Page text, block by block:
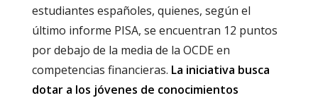
estudiantes españoles, quienes, según el
último informe PISA, se encuentran 12 puntos
por debajo de la media de la OCDE en
competencias financieras. La iniciativa busca
dotar a los jóvenes de conocimientos